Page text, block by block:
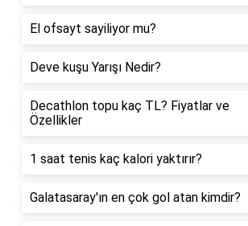
El ofsayt sayiliyor mu?
Deve kuşu Yarışı Nedir?
Decathlon topu kaç TL? Fiyatlar ve
Özellikler
1 saat tenis kaç kalori yaktırır?
Galatasaray'ın en çok gol atan kimdir?